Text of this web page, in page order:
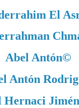
El
Abel Antón©
Antón
Hernaci